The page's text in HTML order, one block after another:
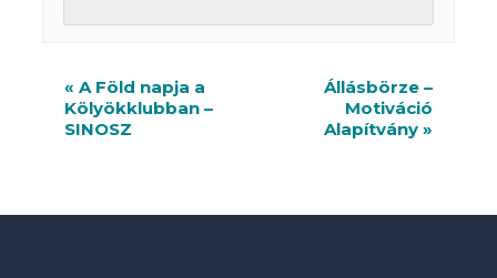
e
« A Föld napja a
Kölyökklubban –
SINOSZ
Állásbörze –
Motiváció
Alapítvány»